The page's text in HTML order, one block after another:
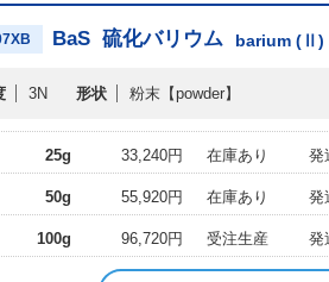
BaS 硫化バリウム barium (Ⅱ)
3N 形状 粉末 【powder】
25g 33,240円 在庫あり 発
50g 55,920円 在庫あり 発
100g 96,720円 受注生産 発